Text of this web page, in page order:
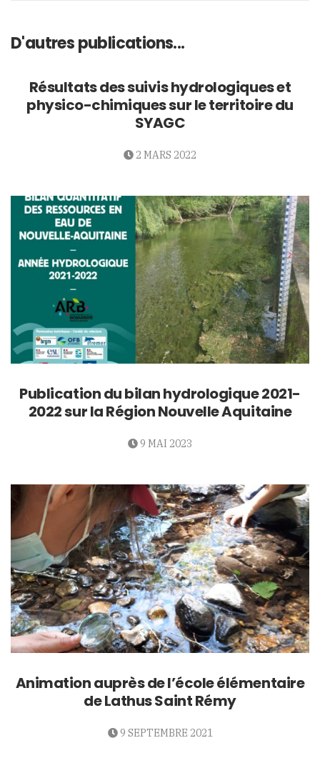
D'autres publications...
Résultats des suivis hydrologiques et
physico-chimiques sur le territoire du
SYAGC
2 MARS 2022
Publication du bilan hydrologique 2021-
2022 sur la Région Nouvelle Aquitaine
9 MAI 2023
Animation auprès de l’école élémentaire
de Lathus Saint Rémy
9 SEPTEMBRE 2021